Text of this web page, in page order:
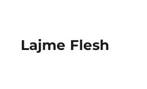
Lajme Flesh